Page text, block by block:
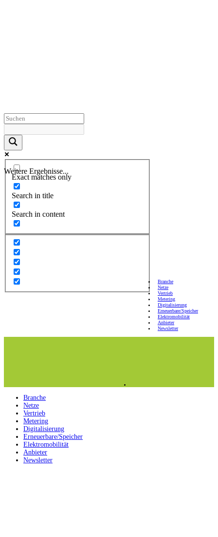
Weitere Ergebnisse...
Exact matches only
Search in title
Search in content
Branche
Netze
Vertrieb
Metering
Digitalisierung
Erneuerbare/Speicher
Elektromobilität
Anbieter
Newsletter
Branche
Netze
Vertrieb
Metering
Digitalisierung
Erneuerbare/Speicher
Elektromobilität
Anbieter
Newsletter